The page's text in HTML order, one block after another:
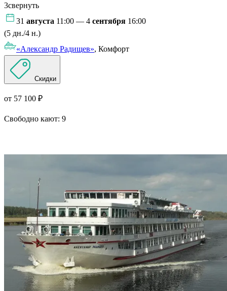
3свернуть
31 августа 11:00 — 4 сентября 16:00
(5 дн./4 н.)
«Александр Радищев», Комфорт
Скидки
от 57 100 ₽
Свободно кают: 9